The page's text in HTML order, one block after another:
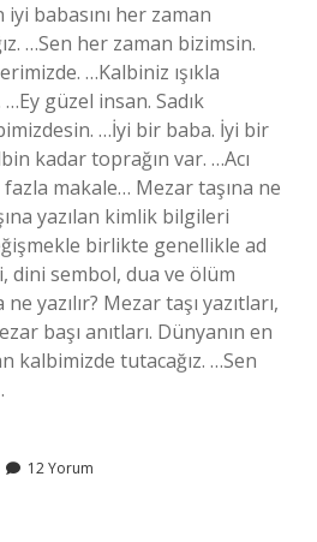
iyi babasını her zaman
…Sen her zaman bizimsin.
…Kalbiniz ışıkla
güzel insan. Sadık
…İyi bir baba. İyi bir
kadar toprağın var. …Acı
makale… Mezar taşına ne
yazılan kimlik bilgileri
birlikte genellikle ad
dini sembol, dua ve ölüm
yazılır? Mezar taşı yazıtları,
başı anıtları. Dünyanın en
kalbimizde tutacağız. …Sen
12 Yorum